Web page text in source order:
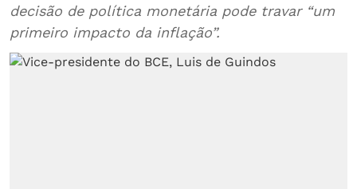
decisão de política monetária pode travar “um
primeiro impacto da inflação”.